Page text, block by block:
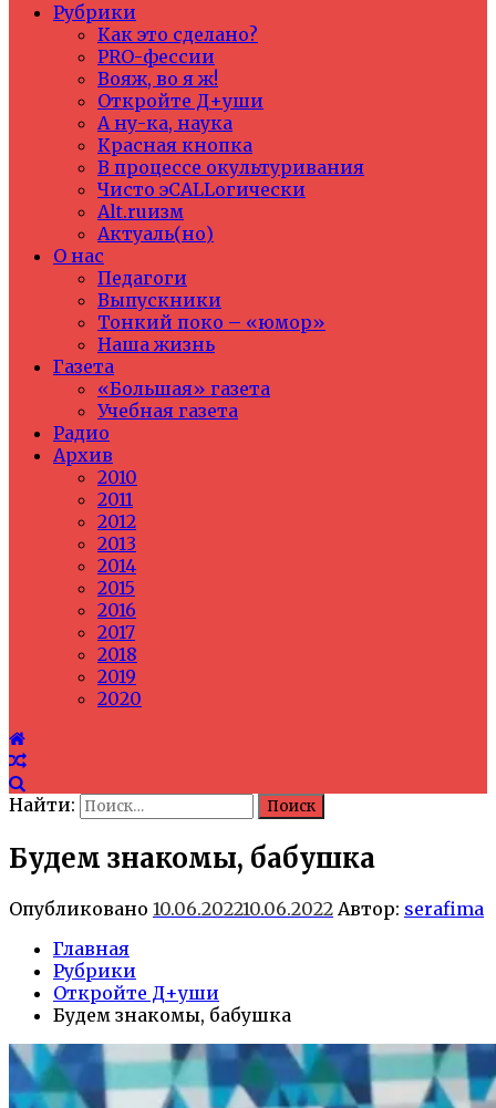
Рубрики
Как это сделано?
PRO-фессии
Вояж, во я ж!
Откройте Д+уши
А ну-ка, наука
Красная кнопка
В процессе окультуривания
Чисто эCALLогически
Alt.ruизм
Актуаль(но)
О нас
Педагоги
Выпускники
Тонкий поко – «юмор»
Наша жизнь
Газета
«Большая» газета
Учебная газета
Радио
Архив
2010
2011
2012
2013
2014
2015
2016
2017
2018
2019
2020
Найти:
Будем знакомы, бабушка
Опубликовано 10.06.202210.06.2022 Автор: serafima
Главная
Рубрики
Откройте Д+уши
Будем знакомы, бабушка